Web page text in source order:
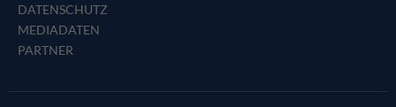
DATENSCHUTZ
MEDIADATEN
PARTNER